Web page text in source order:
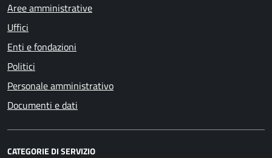
Aree amministrative
Uffici
Enti e fondazioni
Politici
Personale amministrativo
Documenti e dati
CATEGORIE DI SERVIZIO